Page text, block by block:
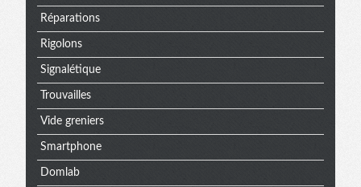
Réparations
Rigolons
Signalétique
Trouvailles
Vide greniers
Smartphone
Domlab